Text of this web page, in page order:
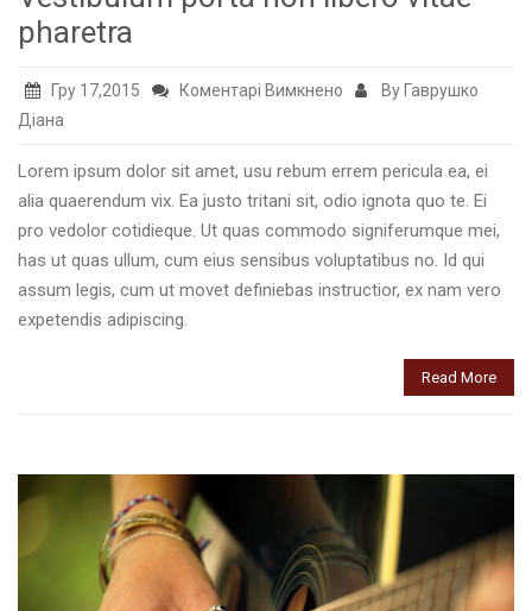
pharetra
Гру 17,2015 Коментарі Вимкнено до
non
libero
vitae
pharetra
By Гаврушко
Діана
Lorem ipsum dolor sit amet, usu rebum errem pericula ea, ei
alia quaerendum vix. Ea justo tritani sit, odio ignota quo te. Ei
pro vedolor cotidieque. Ut quas commodo signiferumque mei,
has ut quas ullum, cum eius sensibus voluptatibus no. Id qui
assum legis, cum ut movet definiebas instructior, ex nam vero
expetendis adipiscing.
Read More